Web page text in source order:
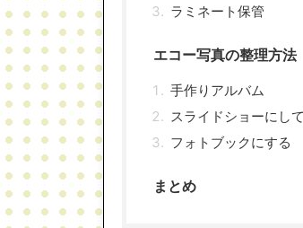
ラミネート保管
エコー写真の整理方法
手作りアルバム
スライドショーにし
フォトブックにする
まとめ